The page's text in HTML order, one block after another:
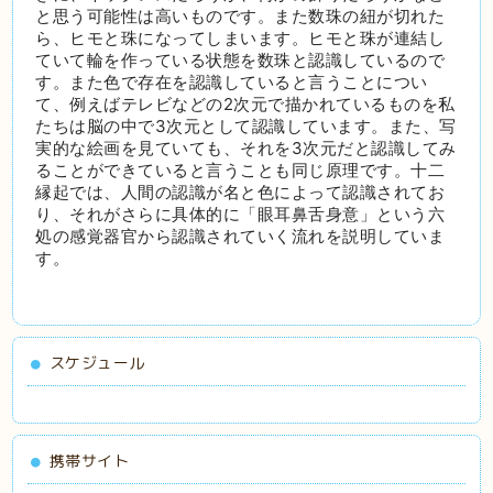
と思う可能性は高いものです。また数珠の紐が切れた
ら、ヒモと珠になってしまいます。ヒモと珠が連結し
ていて輪を作っている状態を数珠と認識しているので
す。また色で存在を認識していると言うことについ
て、例えばテレビなどの2次元で描かれているものを私
たちは脳の中で3次元として認識しています。また、写
実的な絵画を見ていても、それを3次元だと認識してみ
ることができていると言うことも同じ原理です。十二
縁起では、人間の認識が名と色によって認識されてお
り、それがさらに具体的に「眼耳鼻舌身意」という六
処の感覚器官から認識されていく流れを説明していま
す。
スケジュール
携帯サイト